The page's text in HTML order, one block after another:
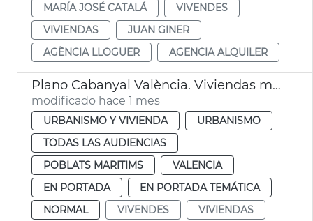
MARÍA JOSÉ CATALÁ
VIVENDES
VIVIENDAS
JUAN GINER
AGÈNCIA LLOGUER
AGENCIA ALQUILER
Plano Cabanyal València. Viviendas municipales
modificado hace 1 mes
URBANISMO Y VIVIENDA
URBANISMO
TODAS LAS AUDIENCIAS
POBLATS MARITIMS
VALENCIA
EN PORTADA
EN PORTADA TEMÁTICA
NORMAL
VIVENDES
VIVIENDAS